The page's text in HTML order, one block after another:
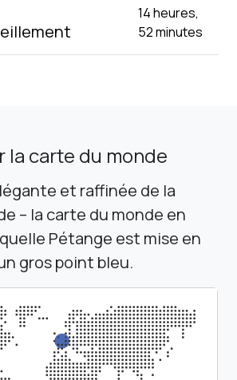
14 heures,
52 minutes
la carte du monde
et raffinée de la
– la carte du monde en
Pétange est mise en
gros point bleu.